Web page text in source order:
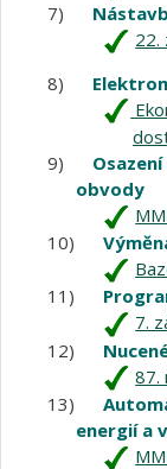
7)
22.
8)
9)
obvody
10)
11)
7.
12)
87.
13)
energií a